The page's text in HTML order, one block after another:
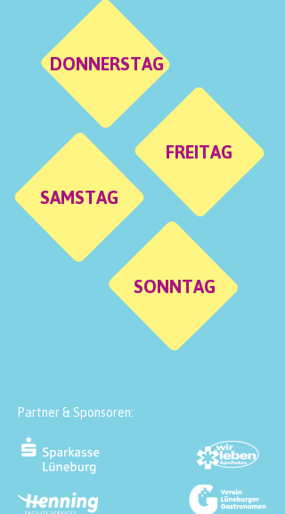
DONNERSTAG
FREITAG
SAMSTAG
SONNTAG
Partner & Sponsoren: